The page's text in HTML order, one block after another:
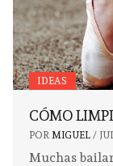
IDEAS
CÓMO
POR MIGUEL /
Muchas